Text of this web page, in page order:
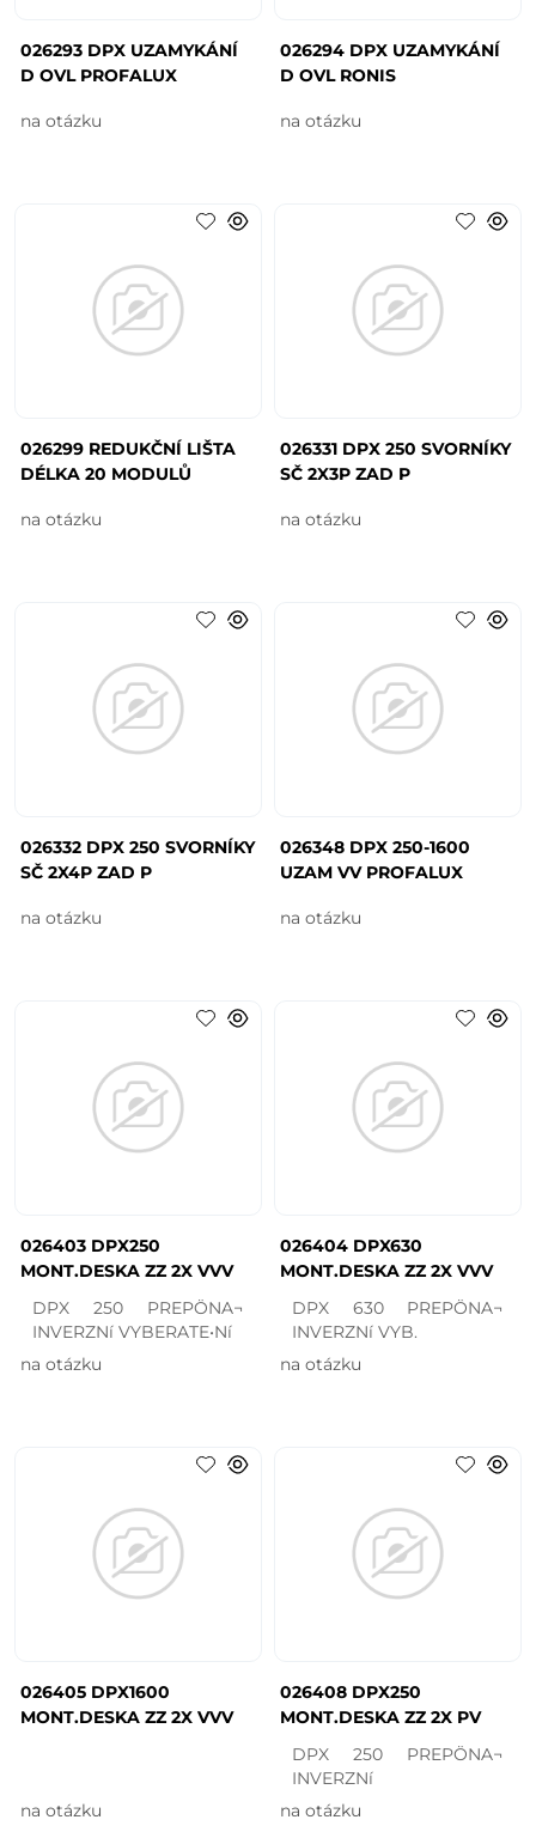
026293 DPX UZAMYKÁNÍ
D OVL PROFALUX
na otázku
026294 DPX UZAMYKÁNÍ
D OVL RONIS
na otázku
026299 REDUKČNÍ LIŠTA
DÉLKA 20 MODULŮ
na otázku
026331 DPX 250 SVORNÍKY
SČ 2X3P ZAD P
na otázku
026332 DPX 250 SVORNÍKY
SČ 2X4P ZAD P
na otázku
026348 DPX 250-1600
UZAM VV PROFALUX
na otázku
026403 DPX250
MONT.DESKA ZZ 2X VVV
DPX 250 PREPÖNA¬
INVERZNí VYBERATE•Ní
na otázku
026404 DPX630
MONT.DESKA ZZ 2X VVV
DPX 630 PREPÖNA¬
INVERZNí VYB.
na otázku
026405 DPX1600
MONT.DESKA ZZ 2X VVV
na otázku
026408 DPX250
MONT.DESKA ZZ 2X PV
DPX 250 PREPÖNA¬
INVERZNí
na otázku